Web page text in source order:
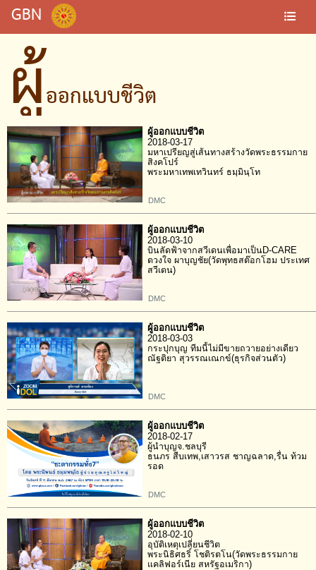
GBN
ผู้ออกแบบชีวิต
ผู้ออกแบบชีวิต
2018-03-17
มหาเปรียญสู่เส้นทางสร้างวัดพระธรรมกาย
สิงคโปร์
พระมหาเทพเทวินทร์ ธมฺมินฺโท
DMC
ผู้ออกแบบชีวิต
2018-03-10
บินลัดฟ้าจากสวีเดนเพื่อมาเป็นD-CARE
ดวงใจ ผาบุญชัย(วัดพุทธสต๊อกโฮม ประเทศ
สวีเดน)
DMC
ผู้ออกแบบชีวิต
2018-03-03
กระปุกบุญ ทีมนี้ไม่มีขายถวายอย่างเดียว
ณัฐติยา สุวรรณเณกข์(ธุรกิจส่วนตัว)
DMC
ผู้ออกแบบชีวิต
2018-02-17
ผู้นำบุญจ.ชลบุรี
ธนภร สืบเทพ,เสาวรส ชาญฉลาด,รื่น ท้วม
รอด
DMC
ผู้ออกแบบชีวิต
2018-02-10
อุบัติเหตุเปลี่ยนชีวิต
พระนิธิศธริ์ โชติรตโน(วัดพระธรรมกาย
แคลิฟอร์เนีย สหรัฐอเมริกา)